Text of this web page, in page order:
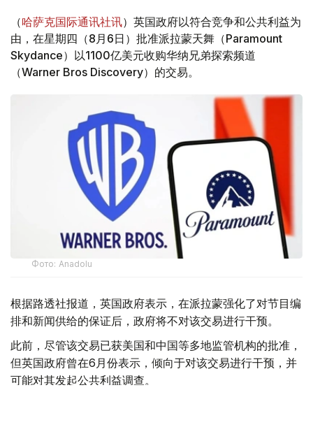
（哈萨克国际通讯社讯）英国政府以符合竞争和公共利益为
由，在星期四（8月6日）批准派拉蒙天舞（Paramount
Skydance）以1100亿美元收购华纳兄弟探索频道
（Warner Bros Discovery）的交易。
Фото: Аnadolu
根据路透社报道，英国政府表示，在派拉蒙强化了对节目编
排和新闻供给的保证后，政府将不对该交易进行干预。
此前，尽管该交易已获美国和中国等多地监管机构的批准，
但英国政府曾在6月份表示，倾向于对该交易进行干预，并
可能对其发起公共利益调查。